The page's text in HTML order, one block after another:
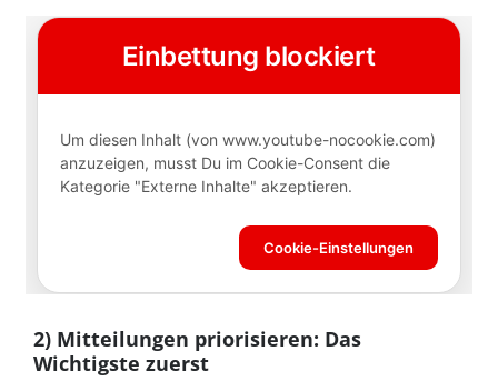
2) Mitteilungen priorisieren: Das
Wichtigste zuerst